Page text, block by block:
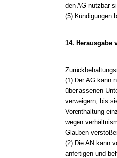
den AG nutzbar
(5) Kündigungen
14. Herausgabe
(1) Der AG kann
überlassenen
verweigern, bis
Vorenthaltung
wegen
Glauben
(2) Die AN kann
anfertigen und